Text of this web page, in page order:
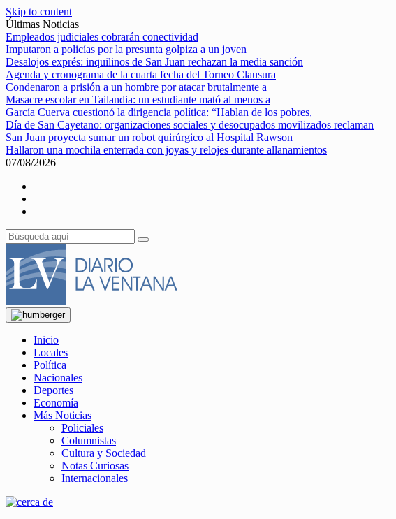
Skip to content
Últimas Noticias
Empleados judiciales cobrarán conectividad
Imputaron a policías por la presunta golpiza a un joven
Desalojos exprés: inquilinos de San Juan rechazan la media sanción
Agenda y cronograma de la cuarta fecha del Torneo Clausura
Condenaron a prisión a un hombre por atacar brutalmente a
Masacre escolar en Tailandia: un estudiante mató al menos a
García Cuerva cuestionó la dirigencia política: “Hablan de los pobres,
Día de San Cayetano: organizaciones sociales y desocupados movilizados reclaman
San Juan proyecta sumar un robot quirúrgico al Hospital Rawson
Hallaron una mochila enterrada con joyas y relojes durante allanamientos
07/08/2026
Inicio
Locales
Política
Nacionales
Deportes
Economía
Más Noticias
Policiales
Columnistas
Cultura y Sociedad
Notas Curiosas
Internacionales